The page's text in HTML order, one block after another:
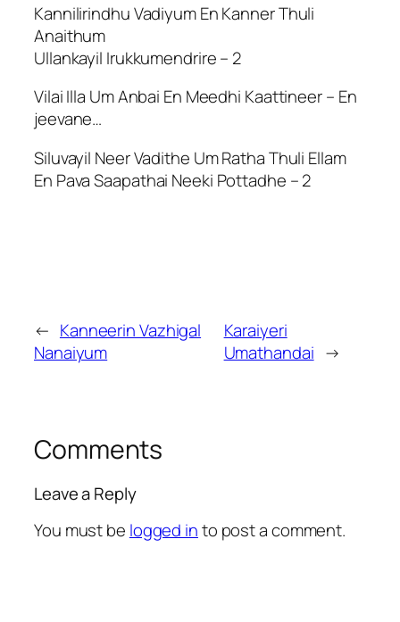
Kannilirindhu Vadiyum En Kanner Thuli
Anaithum
Ullankayil Irukkumendrire – 2
Vilai Illa Um Anbai En Meedhi Kaattineer – En
jeevane…
Siluvayil Neer Vadithe Um Ratha Thuli Ellam
En Pava Saapathai Neeki Pottadhe – 2
← Kanneerin Vazhigal
Nanaiyum
Karaiyeri
Umathandai →
Comments
Leave a Reply
You must be logged into post a comment.